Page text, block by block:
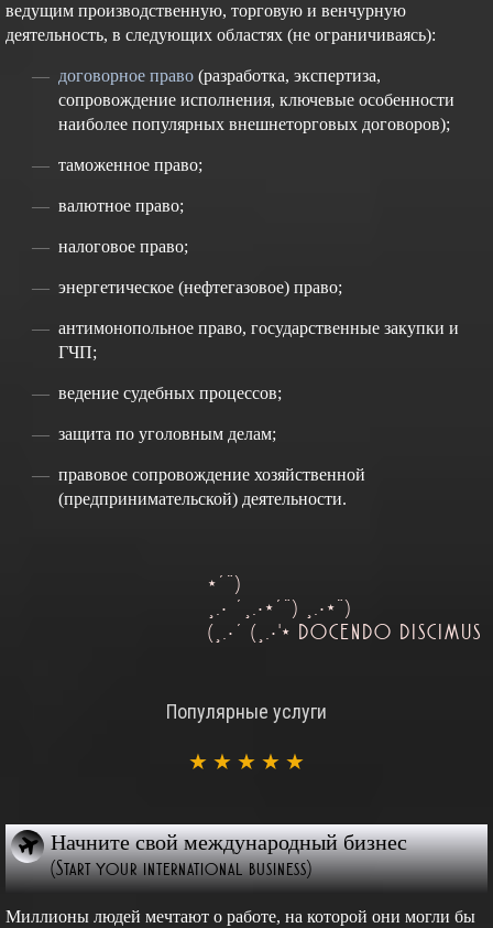
ведущим производственную, торговую и венчурную
деятельность, в следующих областях (не ограничиваясь):
договорное право (разработка, экспертиза,
сопровождение исполнения, ключевые особенности
наиболее популярных внешнеторговых договоров);
таможенное право;
валютное право;
налоговое право;
энергетическое (нефтегазовое) право;
антимонопольное право, государственные закупки и
ГЧП;
ведение судебных процессов;
защита по уголовным делам;
правовое сопровождение хозяйственной
(предпринимательской) деятельности.
*´¨)
¸.• ´¸.•*´¨) ¸.•*¨)
(¸.•´ (¸.•'* DOCENDO DISCIMUS
Популярные услуги
★
★
★
★
★
Начните свой международный бизнес
(Start your international business)
Миллионы людей мечтают о работе, на которой они могли бы